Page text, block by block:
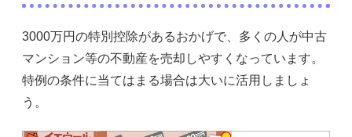
3000万円の特別控除があるおかげで、多くの人が中古
マンション等の不動産を売却しやすくなっています。
特例の条件に当てはまる場合は大いに活用しましょ
う。